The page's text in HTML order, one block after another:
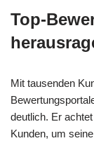
Top-
Mit tausenden
deutlich. Er
Kunden, um